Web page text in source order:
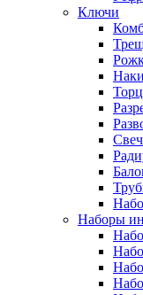
Ключи
Наборы